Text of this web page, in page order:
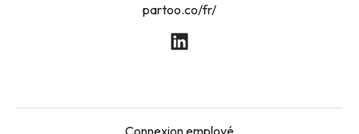
partoo.co/fr/
Connexion employé